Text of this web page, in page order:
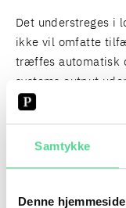
Samtykke
Denne
Det understreges i
ikke vil omfatte
træffes automatisk
systems output
eftersyn og
ikke hjemmel til at
menneskelig